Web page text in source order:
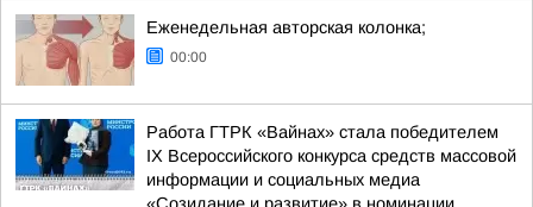
Еженедельная авторская колонка;
00:00
Работа ГТРК «Вайнах» стала победителем
IX Всероссийского конкурса средств массовой
информации и социальных медиа